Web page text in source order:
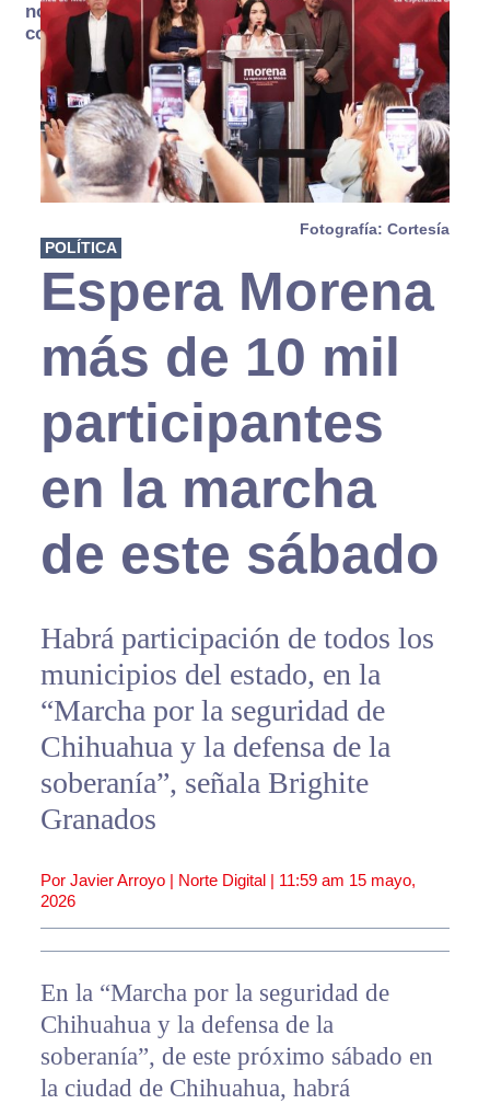
no se
consume
Fotografía: Cortesía
POLÍTICA
Espera Morena
más de 10 mil
participantes
en la marcha
de este sábado
Habrá participación de todos los
municipios del estado, en la
“Marcha por la seguridad de
Chihuahua y la defensa de la
soberanía”, señala Brighite
Granados
Por Javier Arroyo | Norte Digital | 11:59 am 15 mayo,
2026
En la “Marcha por la seguridad de
Chihuahua y la defensa de la
soberanía”, de este próximo sábado en
la ciudad de Chihuahua, habrá